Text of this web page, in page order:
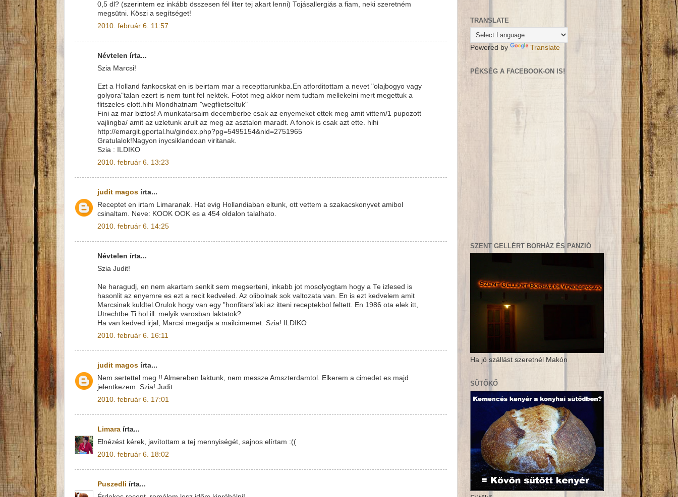
0,5 dl? (szerintem ez inkább összesen fél liter tej akart lenni) Tojásallergiás a fiam, neki szeretném
megsütni. Köszi a segítséget!
2010. február 6. 11:57
Névtelen írta...
Szia Marcsi!
Ezt a Holland fankocskat en is beirtam mar a recepttarunkba.En atforditottam a nevet "olajbogyo vagy
golyora"talan ezert is nem tunt fel nektek. Fotot meg akkor nem tudtam mellekelni mert megettuk a
flitszeles elott.hihi Mondhatnam "wegflietseltuk"
Fini az mar biztos! A munkatarsaim decemberbe csak az enyemeket ettek meg amit vittem/1 pupozott
vajlingba/ amit az uzletunk arult az meg az asztalon maradt. A fonok is csak azt ette. hihi
http://emargit.gportal.hu/gindex.php?pg=5495154&nid=2751965
Gratulalok!Nagyon inycsiklandoan viritanak.
Szia : ILDIKO
2010. február 6. 13:23
judit magos írta...
Receptet en irtam Limaranak. Hat evig Hollandiaban eltunk, ott vettem a szakacskonyvet amibol
csinaltam. Neve: KOOK OOK es a 454 oldalon talalhato.
2010. február 6. 14:25
Névtelen írta...
Szia Judit!
Ne haragudj, en nem akartam senkit sem megserteni, inkabb jot mosolyogtam hogy a Te izlesed is
hasonlit az enyemre es ezt a recit kedveled. Az olibolnak sok valtozata van. En is ezt kedvelem amit
Marcsinak kuldtel.Orulok hogy van egy "honfitars"aki az itteni receptekbol feltett. En 1986 ota elek itt,
Utrechtbe.Ti hol ill. melyik varosban laktatok?
Ha van kedved irjal, Marcsi megadja a mailcimemet. Szia! ILDIKO
2010. február 6. 16:11
judit magos írta...
Nem sertettel meg !! Almereben laktunk, nem messze Amszterdamtol. Elkerem a cimedet es majd
jelentkezem. Szia! Judit
2010. február 6. 17:01
Limara írta...
Elnézést kérek, javítottam a tej mennyiségét, sajnos elírtam :((
2010. február 6. 18:02
Puszedli írta...
TRANSLATE
Powered by Translate
PÉKSÉG A FACEBOOK-ON IS!
SZENT GELLÉRT BORHÁZ ÉS PANZIÓ
Ha jó szállást szeretnél Makón
SÜTŐKŐ